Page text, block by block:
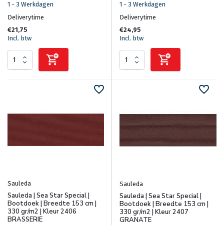
1 - 3 Werkdagen
Deliverytime
€21,75
Incl. btw
1 - 3 Werkdagen
Deliverytime
€24,95
Incl. btw
Sauleda
Sauleda | Sea Star Special |
Bootdoek | Breedte 153 cm |
330 gr/m2 | Kleur 2406
BRASSERIE
Sauleda
Sauleda | Sea Star Special |
Bootdoek | Breedte 153 cm |
330 gr/m2 | Kleur 2407
GRANATE